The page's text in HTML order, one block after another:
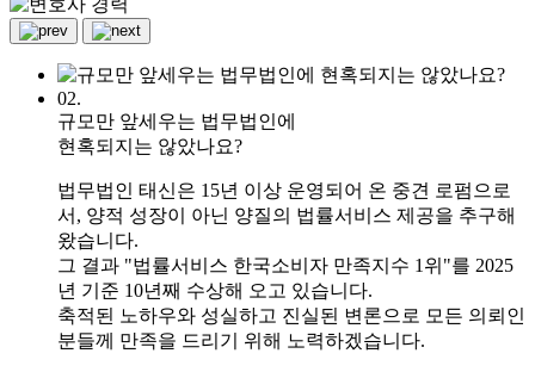
02.
규모만 앞세우는 법무법인에
현혹되지는 않았나요?
법무법인 태신은 15년 이상 운영되어 온 중견 로펌으로
서, 양적 성장이 아닌 양질의 법률서비스 제공을 추구해
왔습니다.
그 결과 "법률서비스 한국소비자 만족지수 1위"를 2025
년 기준 10년째 수상해 오고 있습니다.
축적된 노하우와 성실하고 진실된 변론으로 모든 의뢰인
분들께 만족을 드리기 위해 노력하겠습니다.